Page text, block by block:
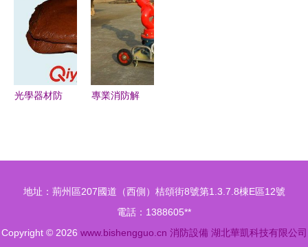
方位解析與
選購指南
設備的技術
革新與行業
新趨勢
光學器材防
防器材經營
品解析
專業消防解
阿勒泰地區
消防設備優
選
地址：荊州區207國道（西側）桔頌街8號第1.3.7.8棟E區12號
電話：1388605**
Copyright © 2026 www.bishengguo.cn 消防設備 湖北華凱科技有限公司